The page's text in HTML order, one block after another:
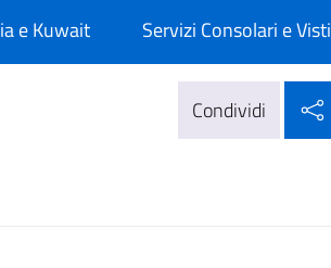
e Kuwait Servizi Consolari e Visti
Condividi